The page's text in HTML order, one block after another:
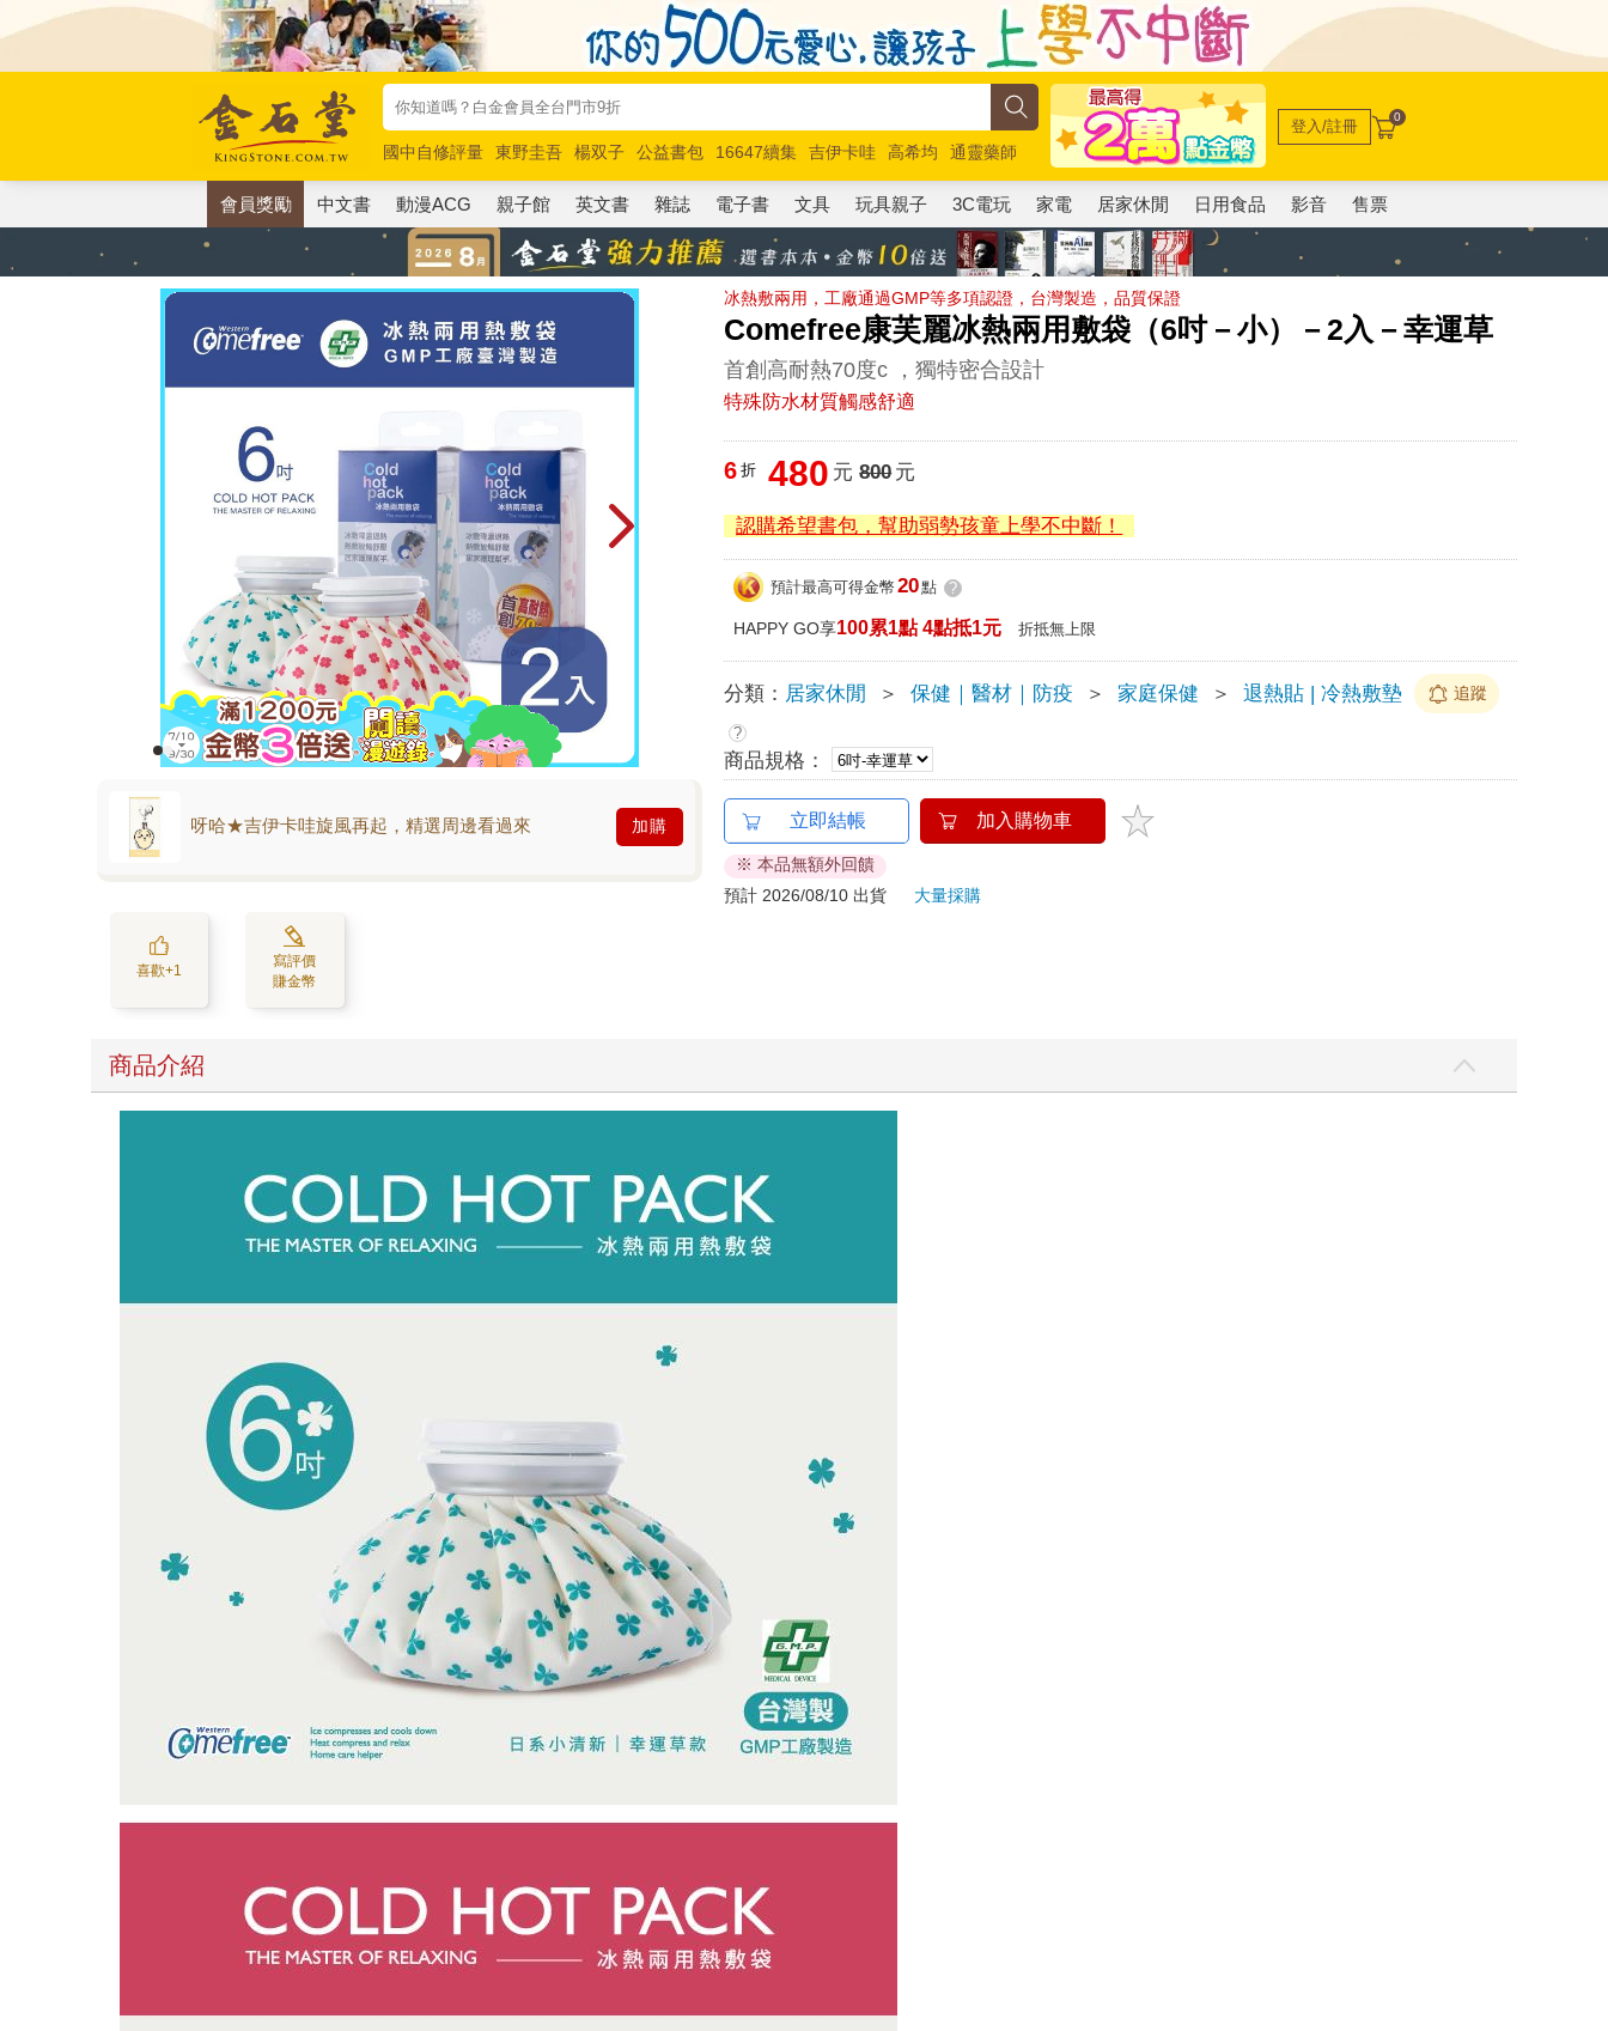
國中自修評量 東野圭吾 楊双子 公益書包 16647續集 吉伊卡哇 高希均
通靈藥師
唯紅花綻放
奧德賽 路邊攤新作 馬斯克 玩具總動員5 超慢跑
登入/註冊 0
會員獎勵 中文書 動漫ACG 親子館 英文書 雜誌 電子書 文具 玩具親子 3C電玩 家電 居家休閒 日用食品 影音 售票
冰熱敷兩用，工廠通過GMP等多項認證，台灣製造，品質保證
Comefree康芙麗冰熱兩用敷袋（6吋－小）－2入－幸運草
首創高耐熱70度c ，獨特密合設計
特殊防水材質觸感舒適
呀哈★吉伊卡哇旋風再起，精選周邊看過來 加購
喜歡+1
寫評價
賺金幣
6 折 480 元 800元
認購希望書包，幫助弱勢孩童上學不中斷！
預計最高可得金幣 20點 ?
HAPPY GO享100累1點 4點抵1元 折抵無上限
分類： 居家休閒 ＞ 保健｜醫材｜防疫 ＞ 家庭保健 ＞ 退熱貼 | 冷熱敷墊 追蹤
?
商品規格：
立即結帳 加入購物車
※ 本品無額外回饋
預計 2026/08/10 出貨
大量採購
商品介紹